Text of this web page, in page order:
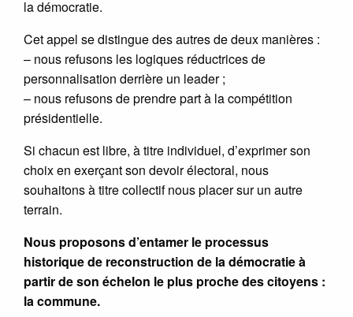
la démocratie.
Cet appel se distingue des autres de deux manières :
– nous refusons les logiques réductrices de
personnalisation derrière un leader ;
– nous refusons de prendre part à la compétition
présidentielle.
Si chacun est libre, à titre individuel, d’exprimer son
choix en exerçant son devoir électoral, nous
souhaitons à titre collectif nous placer sur un autre
terrain.
Nous proposons d’entamer le processus
historique de reconstruction de la démocratie à
partir de son échelon le plus proche des citoyens :
la commune.